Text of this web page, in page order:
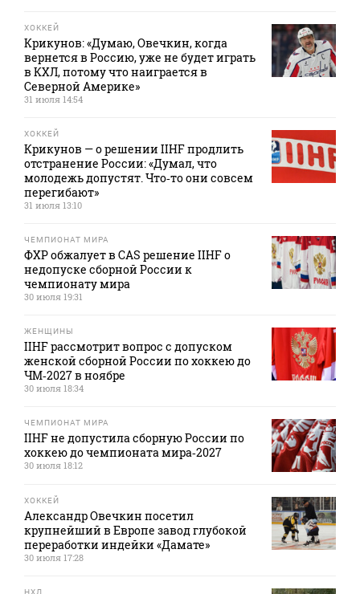
ХОККЕЙ
Крикунов: «Думаю, Овечкин, когда
вернется в Россию, уже не будет играть
в КХЛ, потому что наиграется в
Северной Америке»
31 июля 14:54
ХОККЕЙ
Крикунов — о решении IIHF продлить
отстранение России: «Думал, что
молодежь допустят. Что‑то они совсем
перегибают»
31 июля 13:10
ЧЕМПИОНАТ МИРА
ФХР обжалует в CAS решение IIHF о
недопуске сборной России к
чемпионату мира
30 июля 19:31
ЖЕНЩИНЫ
IIHF рассмотрит вопрос с допуском
женской сборной России по хоккею до
ЧМ‑2027 в ноябре
30 июля 18:34
ЧЕМПИОНАТ МИРА
IIHF не допустила сборную России по
хоккею до чемпионата мира‑2027
30 июля 18:12
ХОККЕЙ
Александр Овечкин посетил
крупнейший в Европе завод глубокой
переработки индейки «Дамате»
30 июля 17:28